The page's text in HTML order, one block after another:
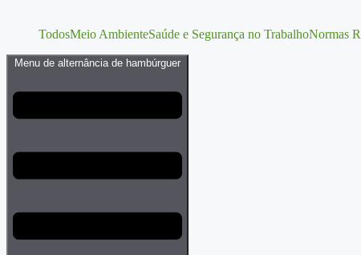
TodosMeio AmbienteSaúde e Segurança no TrabalhoNormas
Menu de alternância de hambúrguer